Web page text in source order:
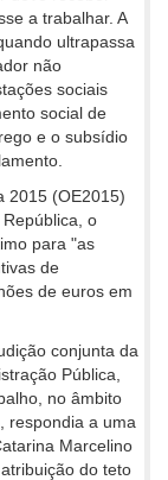
a trabalhar. A
ultrapassa
não
sociais
social de
e o subsídio
2015 (OE2015)
o
para "as
de
de euros em
conjunta da
Pública,
no âmbito
respondia a uma
Marcelino
do teto